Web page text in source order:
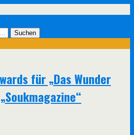
für „Das Wunder